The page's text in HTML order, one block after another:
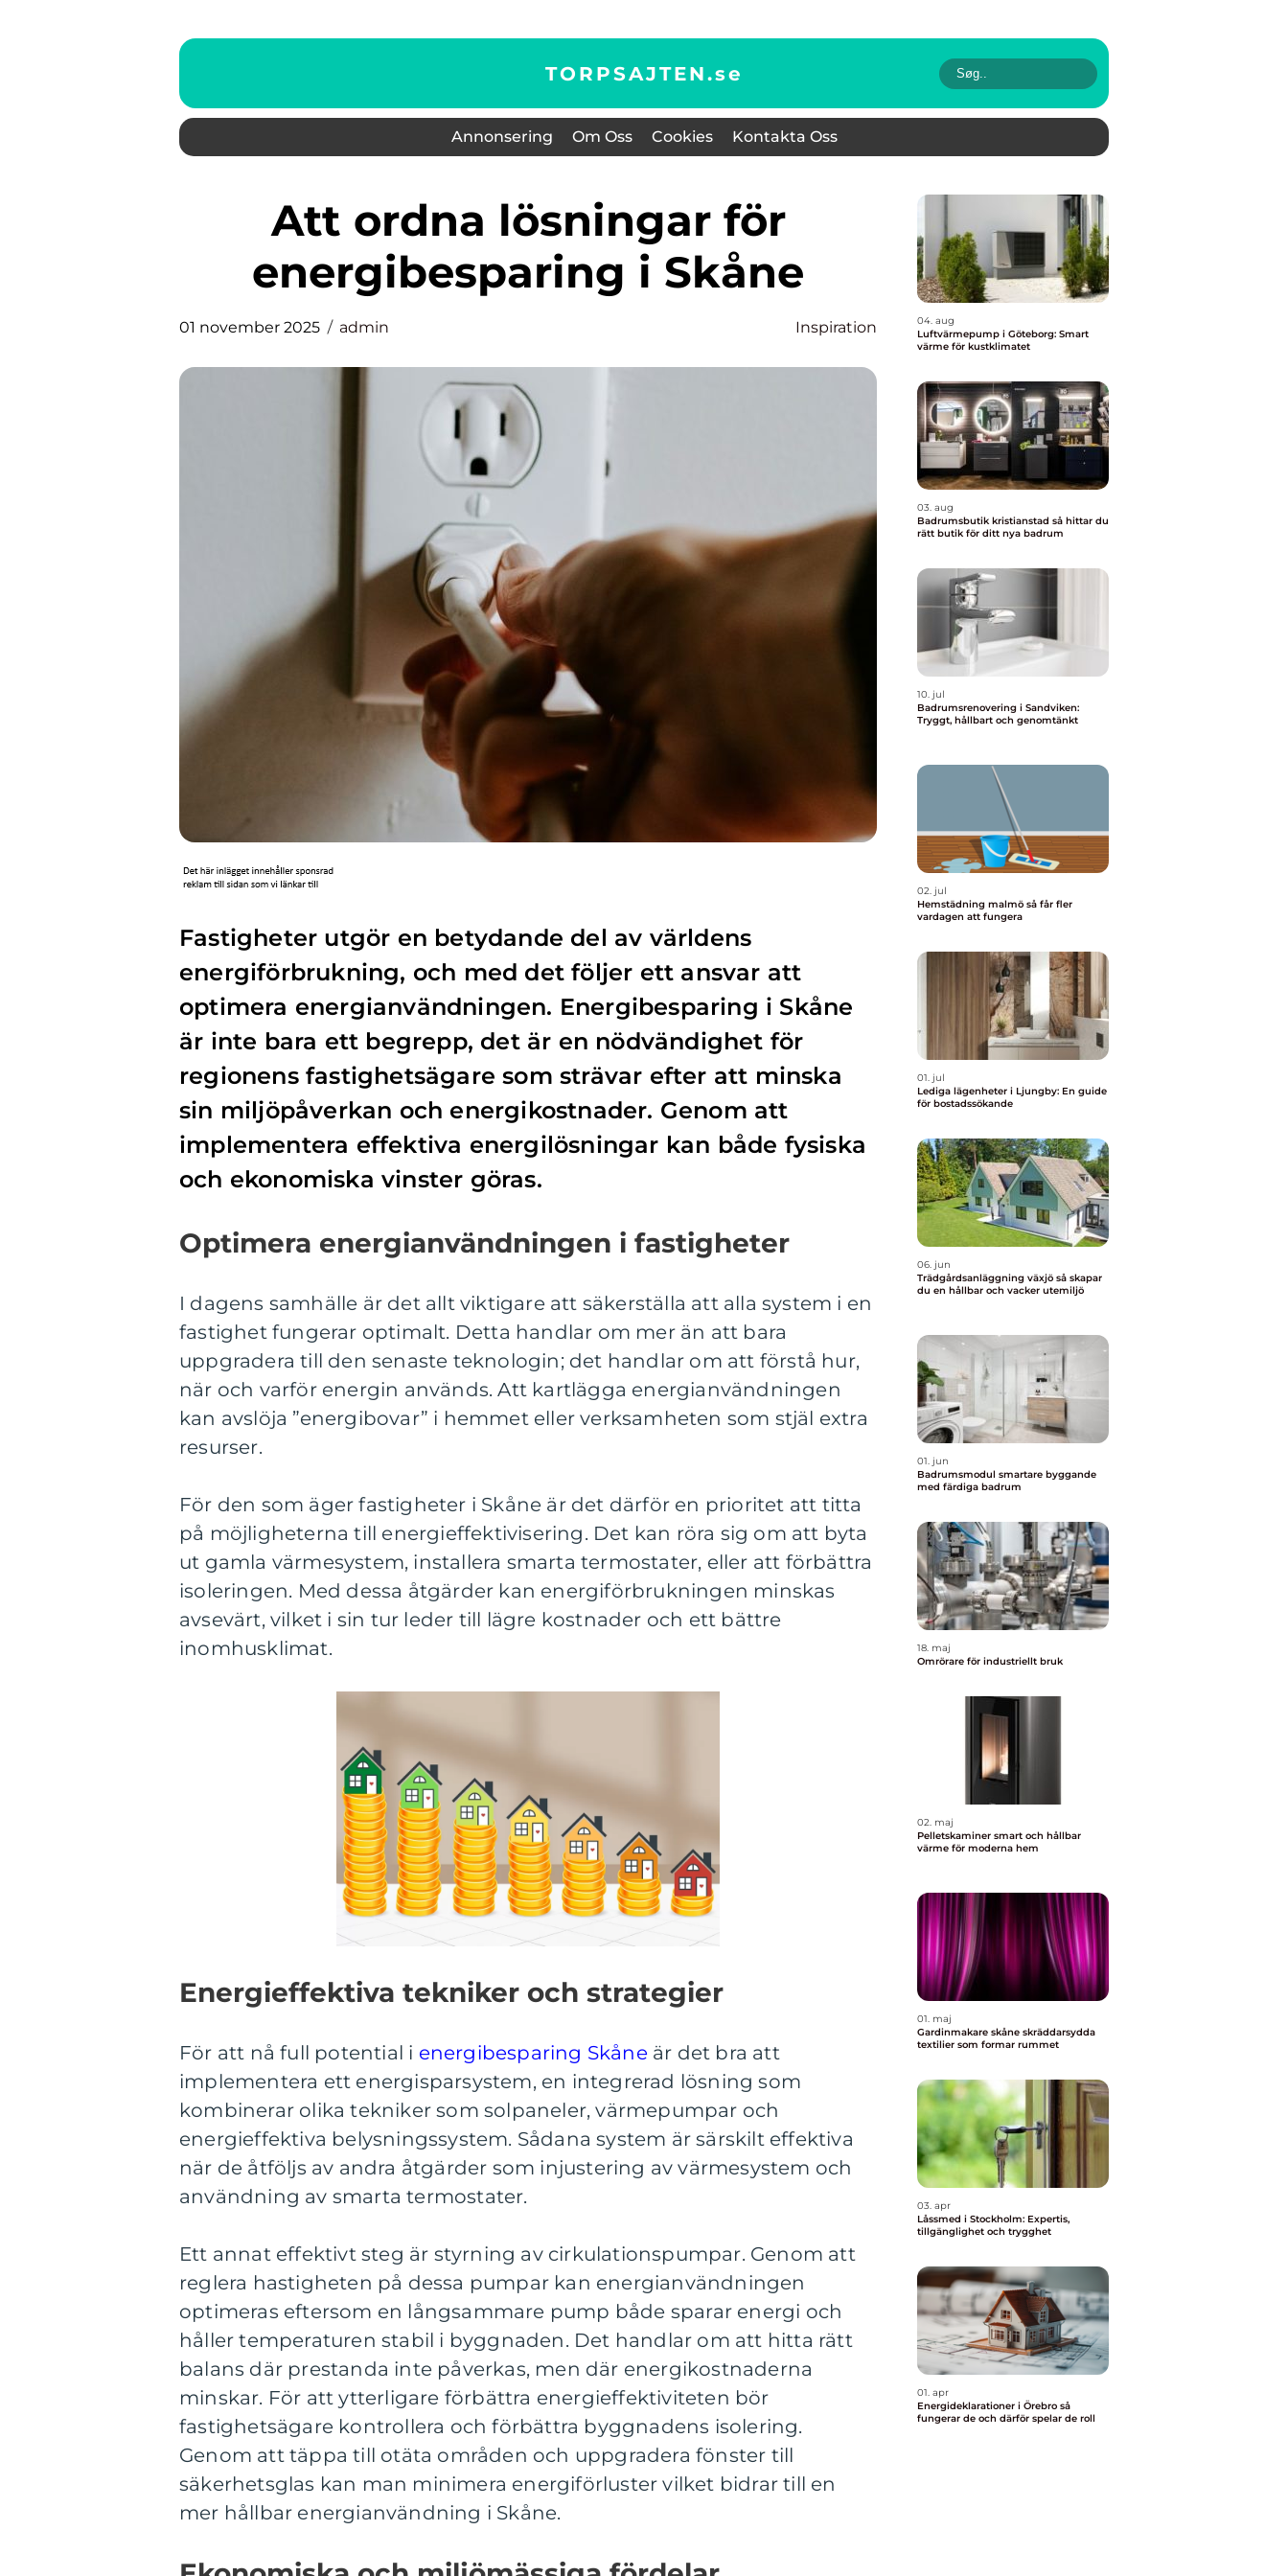
TORPSAJTEN.se
Annonsering Om Oss Cookies Kontakta Oss
Att ordna lösningar för
energibesparing i Skåne
01 november 2025 admin Inspiration
Fastigheter utgör en betydande del av världens
energiförbrukning, och med det följer ett ansvar att
optimera energianvändningen. Energibesparing i Skåne
är inte bara ett begrepp, det är en nödvändighet för
regionens fastighetsägare som strävar efter att minska
sin miljöpåverkan och energikostnader. Genom att
implementera effektiva energilösningar kan både fysiska
och ekonomiska vinster göras.
Optimera energianvändningen i fastigheter
I dagens samhälle är det allt viktigare att säkerställa att alla system i en
fastighet fungerar optimalt. Detta handlar om mer än att bara
uppgradera till den senaste teknologin; det handlar om att förstå hur,
när och varför energin används. Att kartlägga energianvändningen
kan avslöja ”energibovar” i hemmet eller verksamheten som stjäl extra
resurser.
För den som äger fastigheter i Skåne är det därför en prioritet att titta
på möjligheterna till energieffektivisering. Det kan röra sig om att byta
ut gamla värmesystem, installera smarta termostater, eller att förbättra
isoleringen. Med dessa åtgärder kan energiförbrukningen minskas
avsevärt, vilket i sin tur leder till lägre kostnader och ett bättre
inomhusklimat.
Energieffektiva tekniker och strategier
För att nå full potential i energibesparing Skåneär det bra att
implementera ett energisparsystem, en integrerad lösning som
kombinerar olika tekniker som solpaneler, värmepumpar och
energieffektiva belysningssystem. Sådana system är särskilt effektiva
när de åtföljs av andra åtgärder som injustering av värmesystem och
användning av smarta termostater.
Ett annat effektivt steg är styrning av cirkulationspumpar. Genom att
reglera hastigheten på dessa pumpar kan energianvändningen
optimeras eftersom en långsammare pump både sparar energi och
håller temperaturen stabil i byggnaden. Det handlar om att hitta rätt
balans där prestanda inte påverkas, men där energikostnaderna
minskar. För att ytterligare förbättra energieffektiviteten bör
fastighetsägare kontrollera och förbättra byggnadens isolering.
Genom att täppa till otäta områden och uppgradera fönster till
säkerhetsglas kan man minimera energiförluster vilket bidrar till en
mer hållbar energianvändning i Skåne.
04. aug
Luftvärmepump i Göteborg: Smart
värme för kustklimatet
03. aug
Badrumsbutik kristianstad så hittar du
rätt butik för ditt nya badrum
10. jul
Badrumsrenovering i Sandviken:
Tryggt, hållbart och genomtänkt
02. jul
Hemstädning malmö så får fler
vardagen att fungera
01. jul
Lediga lägenheter i Ljungby: En guide
för bostadssökande
06. jun
Trädgårdsanläggning växjö så skapar
du en hållbar och vacker utemiljö
01. jun
Badrumsmodul smartare byggande
med färdiga badrum
18. maj
Omrörare för industriellt bruk
02. maj
Pelletskaminer smart och hållbar
värme för moderna hem
01. maj
Gardinmakare skåne skräddarsydda
textilier som formar rummet
03. apr
Låssmed i Stockholm: Expertis,
tillgänglighet och trygghet
01. apr
Energideklarationer i Örebro så
fungerar de och därför spelar de roll